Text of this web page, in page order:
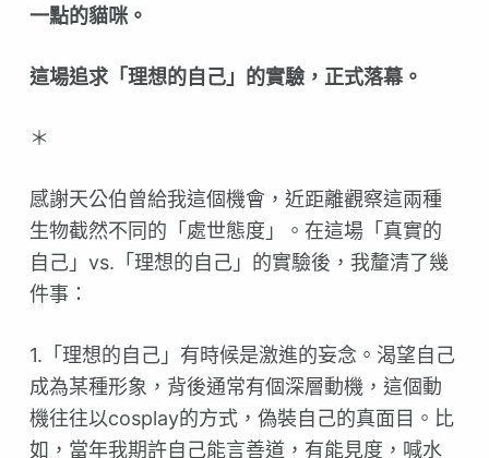
一點的貓咪。
這場追求「理想的自己」的實驗，正式落幕。
＊
感謝天公伯曾給我這個機會，近距離觀察這兩種
生物截然不同的「處世態度」。在這場「真實的
自己」vs.「理想的自己」的實驗後，我釐清了幾
件事：
1.「理想的自己」有時候是激進的妄念。渴望自己
成為某種形象，背後通常有個深層動機，這個動
機往往以cosplay的方式，偽裝自己的真面目。比
如，當年我期許自己能言善道，有能見度，喊水